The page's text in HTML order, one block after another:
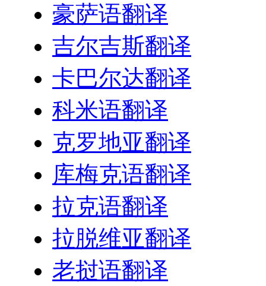
豪萨语翻译
吉尔吉斯翻译
卡巴尔达翻译
科米语翻译
克罗地亚翻译
库梅克语翻译
拉克语翻译
拉脱维亚翻译
老挝语翻译